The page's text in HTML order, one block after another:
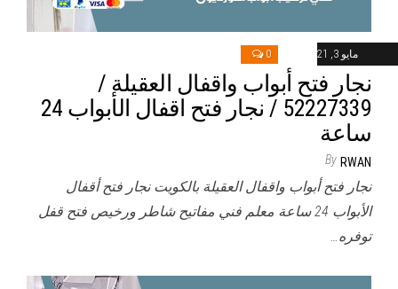
مايو 3, 2021 0
نجار فتح أبواب واقفال العقيلة /
52227339 / نجار فتح اقفال الأبواب 24
ساعة
By RWAN
نجار فتح أبواب واقفال العقيلة بالكويت نجار فتح أقفال
الأبواب 24 ساعة معلم فني مفاتيح شاطر ورخيص فتح قفل
توفره…